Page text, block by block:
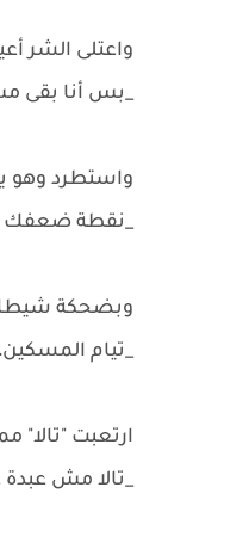
واعتلى الشر
_بس أنا بقى
واستطرد وهو
_نقطة ضعفك
وبضحكة
_تيام
ارتعبت
_تالا مش عبدة